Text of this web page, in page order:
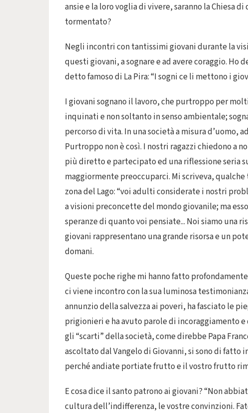
ansie e la loro voglia di vivere, saranno la Chiesa
tormentato?
Negli incontri con tantissimi giovani durante la
questi giovani, a sognare e ad avere coraggio.
detto famoso di La Pira: “I sogni ce li mettono i
I giovani sognano il lavoro, che purtroppo per
inquinati e non soltanto in senso ambientale;
percorso di vita. In una società a misura d’uomo,
Purtroppo non è così. I nostri ragazzi chiedono a
più diretto e partecipato ed una riflessione seria
maggiormente preoccuparci. Mi scriveva,
zona del Lago: “voi adulti considerate i nostri
a visioni preconcette del mondo giovanile; ma
speranze di quanto voi pensiate... Noi siamo una
giovani rappresentano una grande risorsa e un
domani.
Queste poche righe mi hanno fatto
ci viene incontro con la sua luminosa
annunzio della salvezza ai poveri, ha fasciato le
prigionieri e ha avuto parole di incoraggiamento
gli “scarti” della società, come direbbe Papa
ascoltato dal Vangelo di Giovanni, si sono di
perché andiate portiate frutto e il vostro frutto
E cosa dice il santo patrono ai giovani? “Non
cultura dell’indifferenza, le vostre convinzioni.